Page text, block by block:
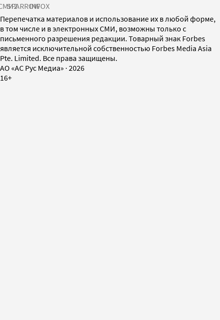
SPARROWINFOX
Перепечатка материалов и использование их в любой форме,
в том числе и в электронных СМИ, возможны только с
письменного разрешения редакции. Товарный знак Forbes
является исключительной собственностью Forbes Media Asia
Pte. Limited. Все права защищены.
AO «АС Рус Медиа» · 2026
16+